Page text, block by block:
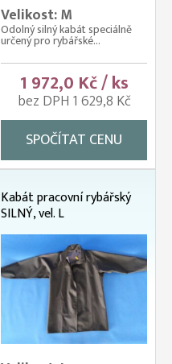
Velikost: M
Odolný silný kabát speciálně
určený pro rybářské...
1 972,0 Kč / ks
bez DPH 1 629,8 Kč
SPOČÍTAT CENU
Kabát pracovní rybářský
SILNÝ, vel. L